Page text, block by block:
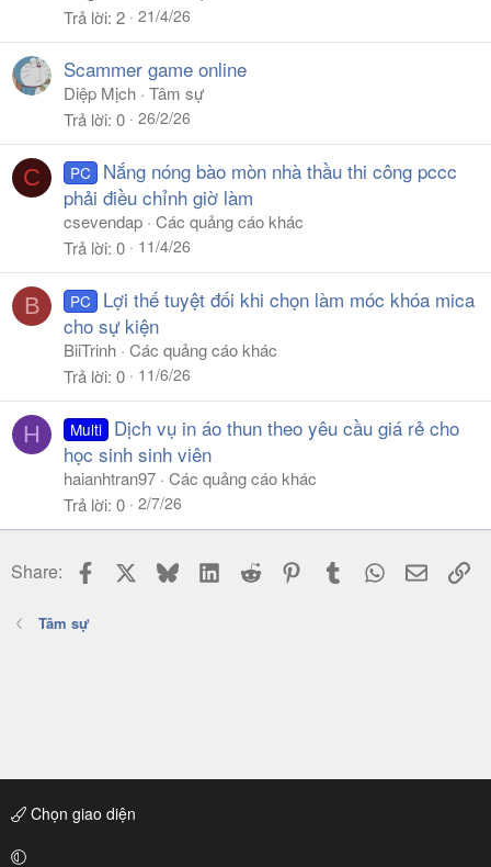
Trả lời 2 21/4/26
Scammer game online
Diệp Mịch Tâm sự
Trả lời 0 26/2/26
C PC
Nắng nóng bào mòn nhà thầu thi công pccc
phải điều chỉnh giờ làm
csevendap Các quảng cáo khác
Trả lời 0 11/4/26
B PC
Lợi thế tuyệt đối khi chọn làm móc khóa mica
cho sự kiện
BiiTrinh Các quảng cáo khác
Trả lời 0 11/6/26
H Multi
Dịch vụ in áo thun theo yêu cầu giá rẻ cho
học sinh sinh viên
haianhtran97 Các quảng cáo khác
Trả lời 0 2/7/26
Share: Facebook BlueskyLinkedIn
Reddit PinterestTumblr WhatsApp
Email
Tâm sự
Chọn giao diện